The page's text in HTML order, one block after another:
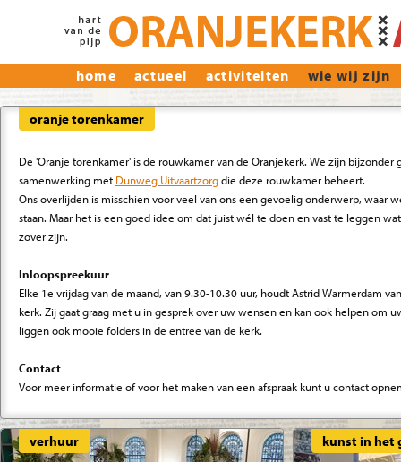
home actueel activiteiten wie wij zijn
oranje torenkamer
De 'Oranje torenkamer' is de rouwkamer van de Oranjekerk. We zijn bijzonder
samenwerking met Dunweg Uitvaartzorgdie deze rouwkamer beheert.
Ons overlijden is misschien voor veel van ons een gevoelig onderwerp, waar
staan. Maar het is een goed idee om dat juist wél te doen en vast te leggen
zover zijn.
Inloopspreekuur
Elke 1e vrijdag van de maand, van 9.30-10.30 uur, houdt Astrid Warmerdam
kerk. Zij gaat graag met u in gesprek over uw wensen en kan ook helpen om
liggen ook mooie folders in de entree van de kerk.
Contact
Voor meer informatie of voor het maken van een afspraak kunt u contact
verhuur kunst in het